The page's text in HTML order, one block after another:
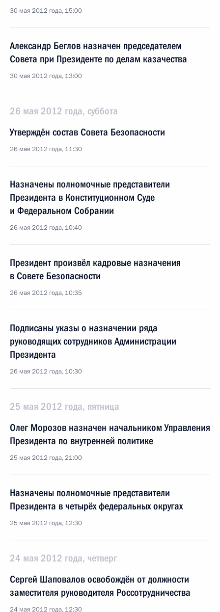
30 мая 2012 года, 15:00
Александр Беглов назначен председателем
Совета при Президенте по делам казачества
30 мая 2012 года, 13:00
26 мая 2012 года, суббота
Утверждён состав Совета Безопасности
26 мая 2012 года, 11:30
Назначены полномочные представители
Президента в Конституционном Суде
и Федеральном Собрании
26 мая 2012 года, 10:40
Президент произвёл кадровые назначения
в Совете Безопасности
26 мая 2012 года, 10:35
Подписаны указы о назначении ряда
руководящих сотрудников Администрации
Президента
26 мая 2012 года, 10:30
25 мая 2012 года, пятница
Олег Морозов назначен начальником Управления
Президента по внутренней политике
25 мая 2012 года, 21:00
Назначены полномочные представители
Президента в четырёх федеральных округах
25 мая 2012 года, 12:30
24 мая 2012 года, четверг
Сергей Шаповалов освобождён от должности
заместителя руководителя Россотрудничества
24 мая 2012 года, 12:30